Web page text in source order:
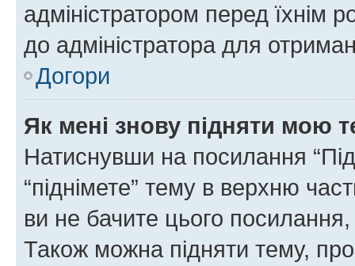
адміністратором перед їхнім
до адміністратора для
Догори
Як мені знову підняти мою
Натиснувши на посилання
“піднімете” тему в верхню
ви не бачите цього
Також можна підняти тему,